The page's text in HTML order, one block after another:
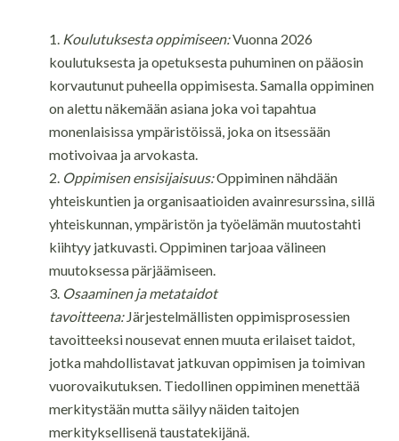
Koulutuksesta oppimiseen:Vuonna 2026
koulutuksesta ja opetuksesta puhuminen on pääosin
korvautunut puheella oppimisesta. Samalla oppiminen
on alettu näkemään asiana joka voi tapahtua
monenlaisissa ympäristöissä, joka on itsessään
motivoivaa ja arvokasta.
Oppimisen ensisijaisuus:Oppiminen nähdään
yhteiskuntien ja organisaatioiden avainresurssina, sillä
yhteiskunnan, ympäristön ja työelämän muutostahti
kiihtyy jatkuvasti. Oppiminen tarjoaa välineen
muutoksessa pärjäämiseen.
Osaaminen ja metataidot
tavoitteena:Järjestelmällisten oppimisprosessien
tavoitteeksi nousevat ennen muuta erilaiset taidot,
jotka mahdollistavat jatkuvan oppimisen ja toimivan
vuorovaikutuksen. Tiedollinen oppiminen menettää
merkitystään mutta säilyy näiden taitojen
merkityksellisenä taustatekijänä.